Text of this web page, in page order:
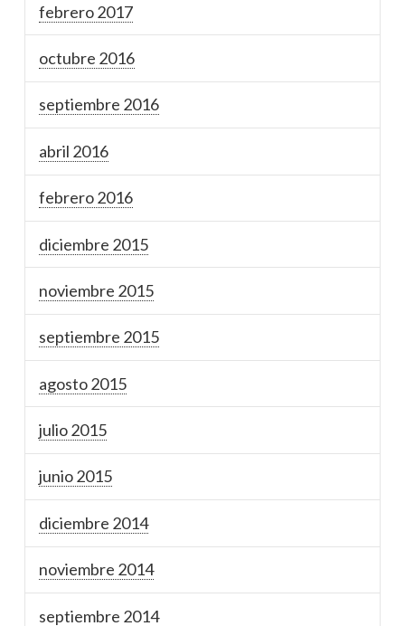
febrero 2017
octubre 2016
septiembre 2016
abril 2016
febrero 2016
diciembre 2015
noviembre 2015
septiembre 2015
agosto 2015
julio 2015
junio 2015
diciembre 2014
noviembre 2014
septiembre 2014